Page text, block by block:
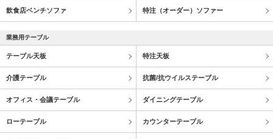
飲食店ベンチソファ 特注（オーダー）ソファー
業務用テーブル
テーブル天板 特注天板
介護テーブル 抗菌/抗ウイルステーブル
オフィス・会議テーブル ダイニングテーブル
ローテーブル カウンターテーブル